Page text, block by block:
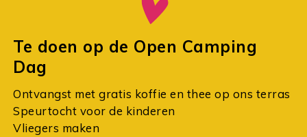
Te doen op de Open Camping
Dag
Ontvangst met gratis koffie en thee op ons terras
Speurtocht voor de kinderen
Vliegers maken